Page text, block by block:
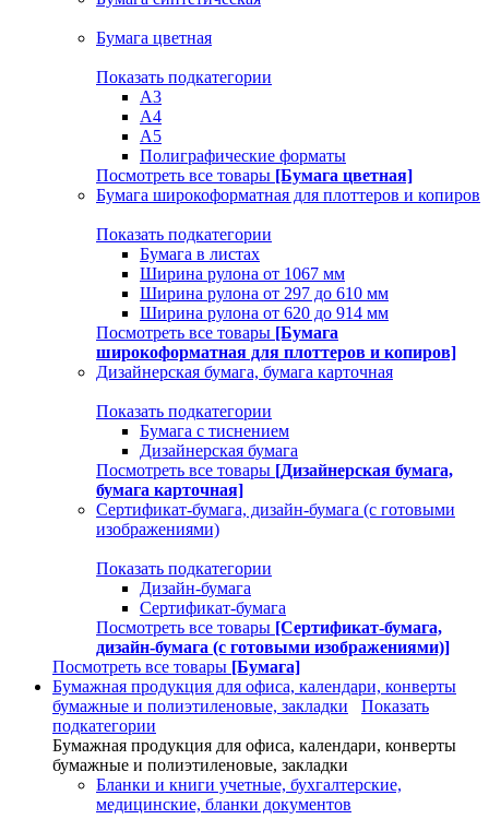
Бумага цветная
Показать подкатегории
A3
A4
А5
Полиграфические форматы
Посмотреть все товары [Бумага цветная]
Бумага широкоформатная для плоттеров и копиров
Показать подкатегории
Бумага в листах
Ширина рулона от 1067 мм
Ширина рулона от 297 до 610 мм
Ширина рулона от 620 до 914 мм
Посмотреть все товары [Бумага
широкоформатная для плоттеров и копиров]
Дизайнерская бумага, бумага карточная
Показать подкатегории
Бумага с тиснением
Дизайнерская бумага
Посмотреть все товары [Дизайнерская бумага,
бумага карточная]
Сертификат-бумага, дизайн-бумага (с готовыми
изображениями)
Показать подкатегории
Дизайн-бумага
Сертификат-бумага
Посмотреть все товары [Сертификат-бумага,
дизайн-бумага (с готовыми изображениями)]
Посмотреть все товары [Бумага]
Бумажная продукция для офиса, календари, конверты
бумажные и полиэтиленовые, закладки
Показать
подкатегории
Бумажная продукция для офиса, календари, конверты
бумажные и полиэтиленовые, закладки
Бланки и книги учетные, бухгалтерские,
медицинские, бланки документов